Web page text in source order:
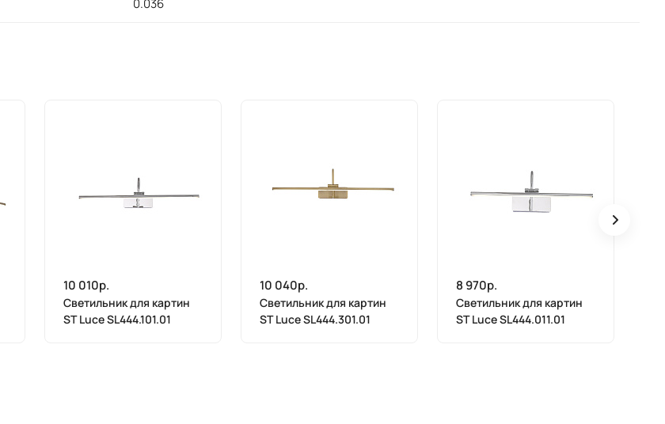
0.036
10 010р.
Светильник для картин
ST Luce SL444.101.01
10 040р.
Светильник для картин
ST Luce SL444.301.01
8 970р.
Светильник для картин
ST Luce SL444.011.01